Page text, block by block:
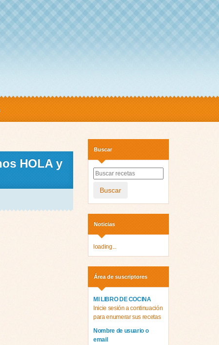
HOLA y
Buscar
Buscar
Noticias
loading...
Área de suscriptores
MI LIBRO DE COCINA
Inicie sesión a continuación
para enumerar sus recetas
Nombre de usuario o
email